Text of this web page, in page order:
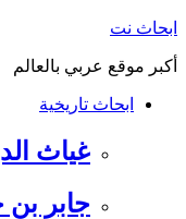
التجاوز
المحتوى
ابحاث نت
أكبر موقع عربي بالعالم
ابحاث تاريخية
غياث
جابر بن